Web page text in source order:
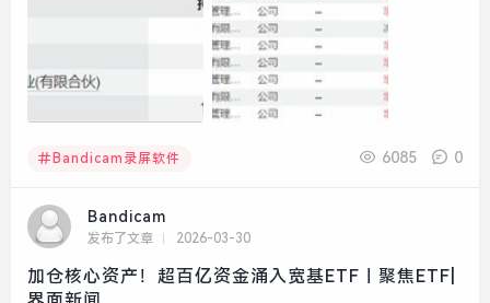
Bandicam录屏软件 6085 0
Bandicam
发布了文章 2026-03-30
加仓核心资产！超百亿资金涌入宽基ETF｜聚焦ETF|